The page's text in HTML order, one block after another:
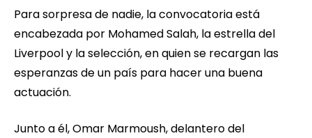
Para sorpresa de nadie, la convocatoria está
encabezada por Mohamed Salah, la estrella del
Liverpool y la selección, en quien se recargan las
esperanzas de un país para hacer una buena
actuación.
Junto a él, Omar Marmoush, delantero del